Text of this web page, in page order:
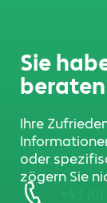
Sie
Ihre
oder
zögern Sie